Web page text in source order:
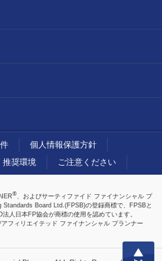
個人情報保護方針
推奨環境 ご注意ください
® 、およびサーティファイド ファイナンシャル プ
Board Ltd.(FPSB)の登録商標で、FPSBと
人日本FP協会が商標の使用を認めています。
フィリエイテッド ファイナンシャル プランナー